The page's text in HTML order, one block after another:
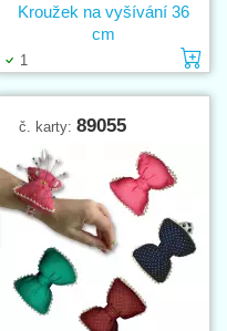
do košíku
1
Kroužek na vyšívání 36
cm
č. karty: 89055